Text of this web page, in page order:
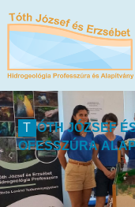
T ÓTH JÓZS EF É
OFESSZÚRA ALA